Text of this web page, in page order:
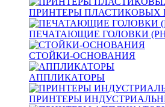
ПРИНТЕРЫ ПЛАСТИКОВЫХ
ПЕЧАТАЮЩИЕ ГОЛОВКИ
СТОЙКИ-ОСНОВАНИЯ
АППЛИКАТОРЫ
ПРИНТЕРЫ